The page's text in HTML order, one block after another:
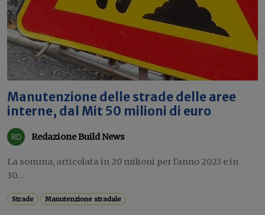
Manutenzione delle strade delle aree
interne, dal Mit 50 milioni di euro
Redazione Build News
La somma, articolata in 20 milioni per l'anno 2023 e in
30...
Strade Manutenzione stradale